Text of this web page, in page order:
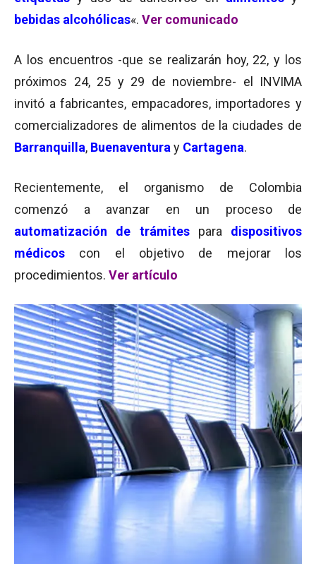
bebidas alcohólicas«. Ver comunicado
A los encuentros -que se realizarán hoy, 22, y los
próximos 24, 25 y 29 de noviembre- el INVIMA
invitó a fabricantes, empacadores, importadores y
comercializadores de alimentos de la ciudades de
Barranquilla, Buenaventura y Cartagena.
Recientemente, el organismo de Colombia
comenzó a avanzar en un proceso de
automatización de trámitespara dispositivos
médicos con el objetivo de mejorar los
procedimientos. Ver artículo